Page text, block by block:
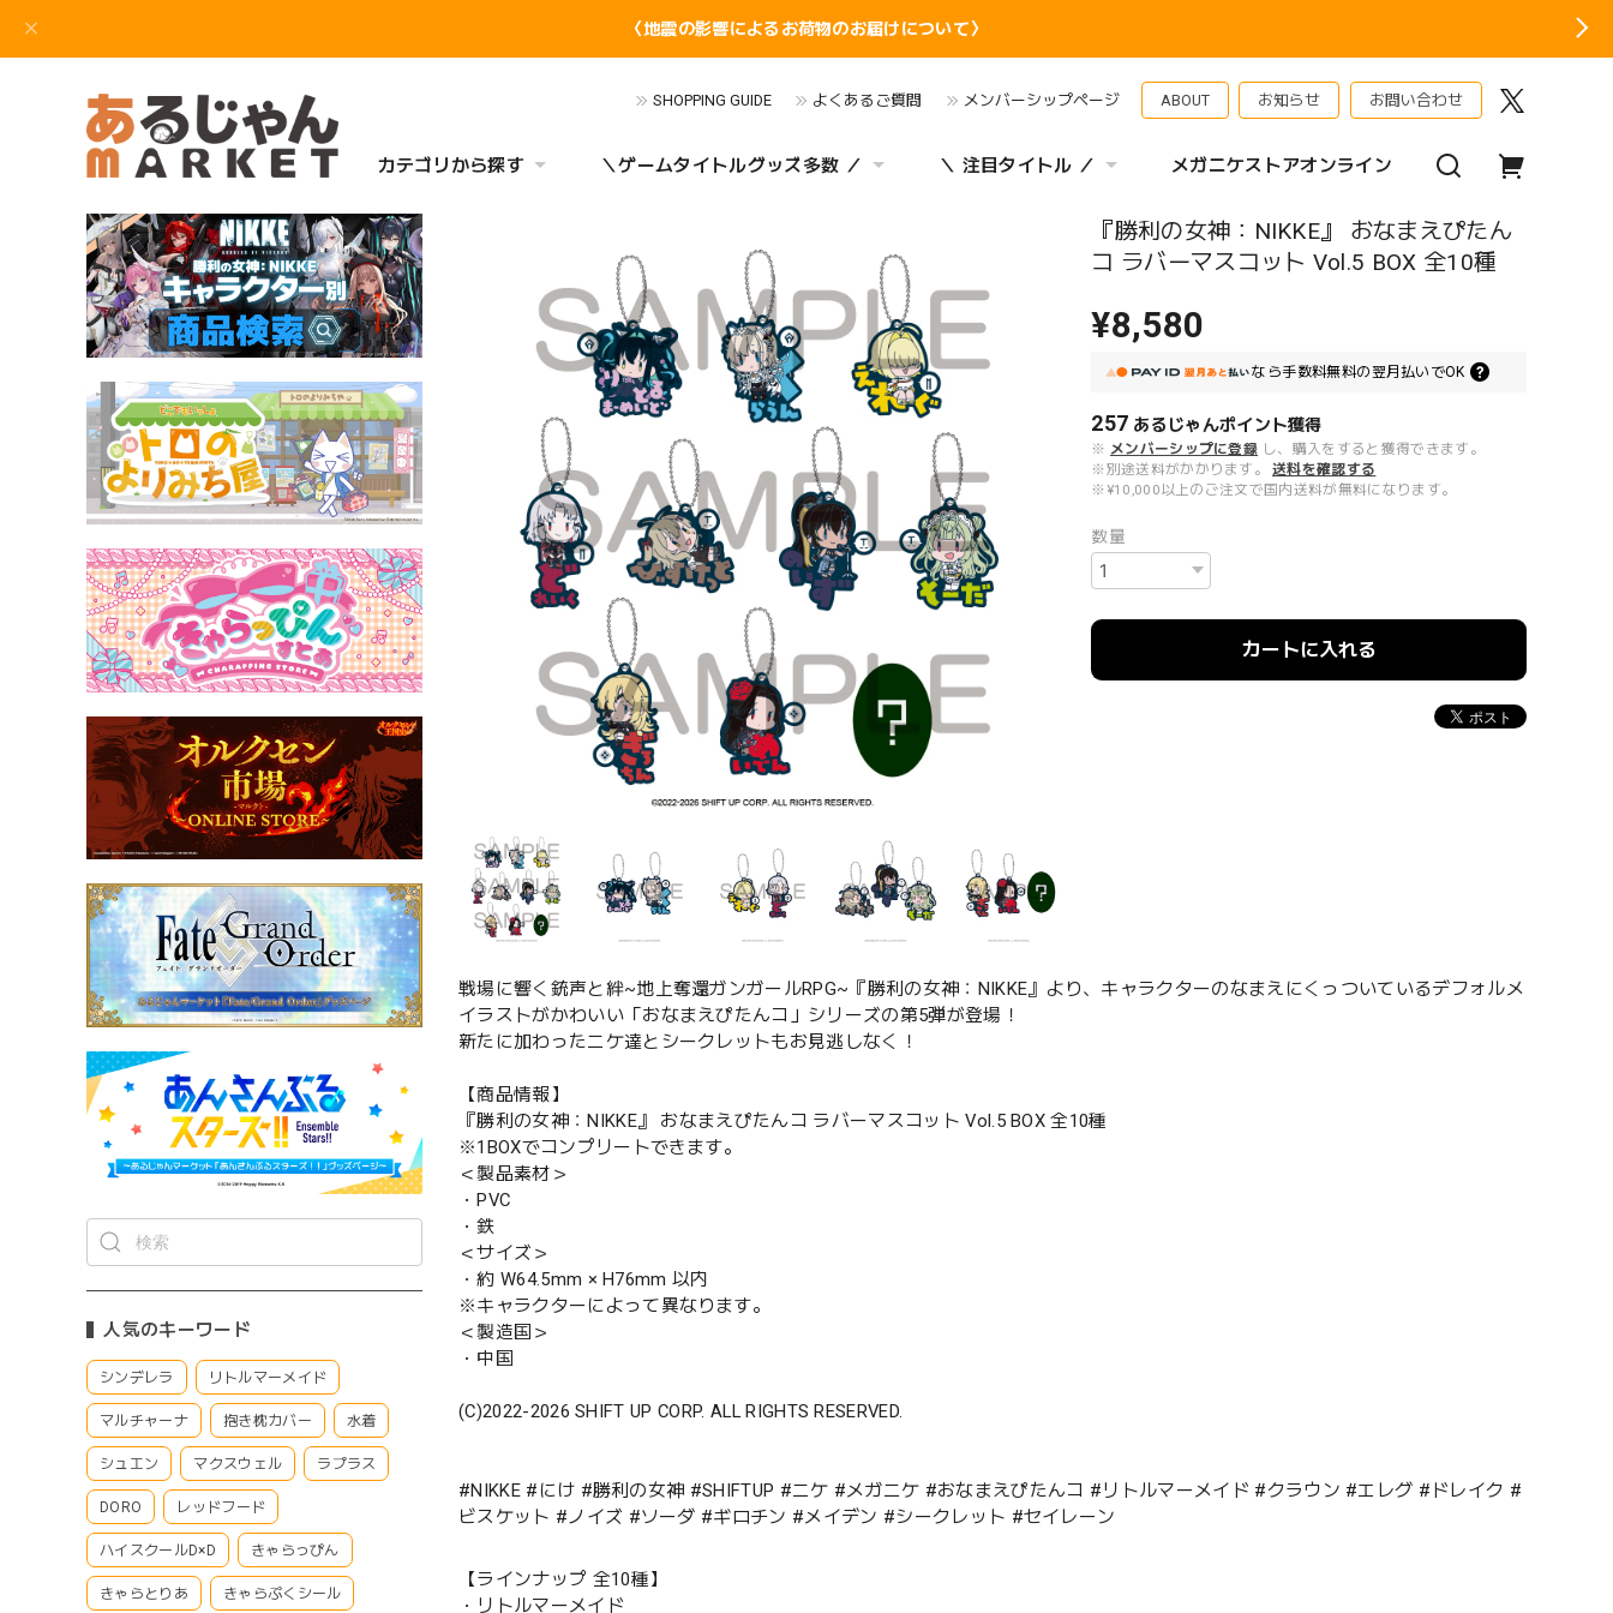
〈地震の影響によるお荷物のお届けについて〉
SHOPPING GUIDE よくあるご質問 メンバーシップページ ABOUT お知らせ お問い合わせ
カテゴリから探す ＼ゲームタイトルグッズ多数 ／ ＼ 注目タイトル ／ メガニケストアオンライン
人気のキーワード
シンデレラ リトルマーメイド
マルチャーナ 抱き枕カバー 水着
シュエン マクスウェル ラプラス
DORO レッドフード
ハイスクールD×D きゃらっぴん
きゃらとりあ きゃらぷくシール
『勝利の女神：NIKKE』 おなまえぴたん
コ ラバーマスコット Vol.5 BOX 全10種
¥8,580
なら手数料無料の 翌月払いでOK
257 あるじゃんポイント獲得
※ メンバーシップに登録 し、購入をすると獲得できます。
※別途送料がかかります。
送料を確認する
※¥10,000以上のご注文で国内送料が無料になります。
数量
カートに入れる
戦場に響く銃声と絆~地上奪還ガンガールRPG~『勝利の女神：NIKKE』より、キャラクターのなまえにくっついているデフォルメ
イラストがかわいい「おなまえぴたんコ」シリーズの第5弾が登場！
新たに加わったニケ達とシークレットもお見逃しなく！
【商品情報】
『勝利の女神：NIKKE』 おなまえぴたんコ ラバーマスコット Vol.5 BOX 全10種
※1BOXでコンプリートできます。
＜製品素材＞
・PVC
・鉄
＜サイズ＞
・約 W64.5mm × H76mm 以内
※キャラクターによって異なります。
＜製造国＞
・中国
(C)2022-2026 SHIFT UP CORP. ALL RIGHTS RESERVED.
#NIKKE #にけ #勝利の女神 #SHIFTUP #ニケ #メガニケ #おなまえぴたんコ #リトルマーメイド #クラウン #エレグ #ドレイク #
ビスケット #ノイズ #ソーダ #ギロチン #メイデン #シークレット #セイレーン
【ラインナップ 全10種】
・リトルマーメイド